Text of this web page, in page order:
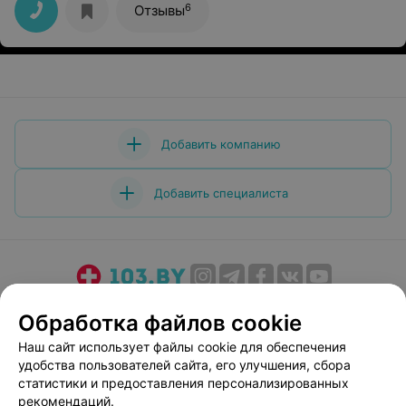
Вам!!!!
Отзывы6
Добавить компанию
Добавить специалиста
Медицинский маркетинг
Публичный договор
Пользовательское соглашение
Способы оплаты
Вакансии
Партнеры
Обработка файлов cookie
Наш сайт использует файлы cookie для обеспечения
удобства пользователей сайта, его улучшения, сбора
статистики и предоставления персонализированных
рекомендаций.